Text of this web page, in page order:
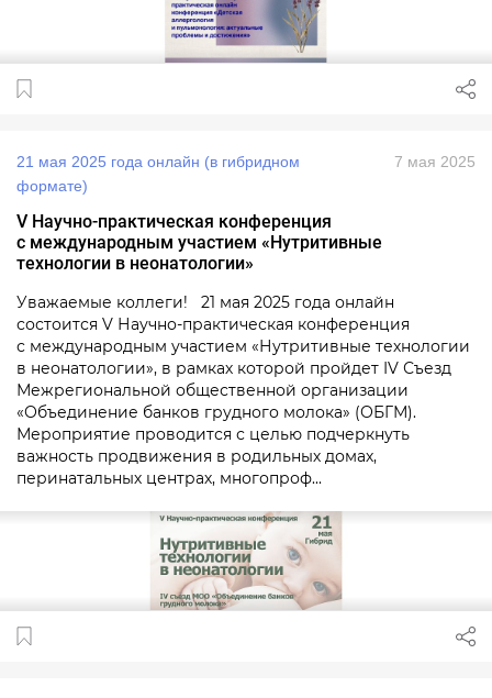
21 мая 2025 года онлайн (в гибридном
формате)
7 мая 2025
V Научно-практическая конференция
с международным участием «Нутритивные
технологии в неонатологии»
Уважаемые коллеги! 21 мая 2025 года онлайн
состоится V Научно-практическая конференция
с международным участием «Нутритивные технологии
в неонатологии», в рамках которой пройдет IV Съезд
Межрегиональной общественной организации
«Объединение банков грудного молока» (ОБГМ).
Мероприятие проводится с целью подчеркнуть
важность продвижения в родильных домах,
перинатальных центрах, многопроф...